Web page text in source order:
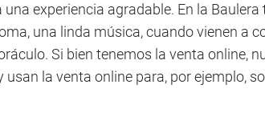
experiencia agradable. En la
una linda música, cuando vienen a
Si bien tenemos la venta online,
la venta online para, por ejemplo,